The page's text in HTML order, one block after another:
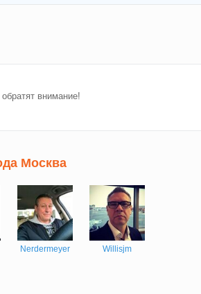
внимание!
Москва
Nerdermeyer Willisjm